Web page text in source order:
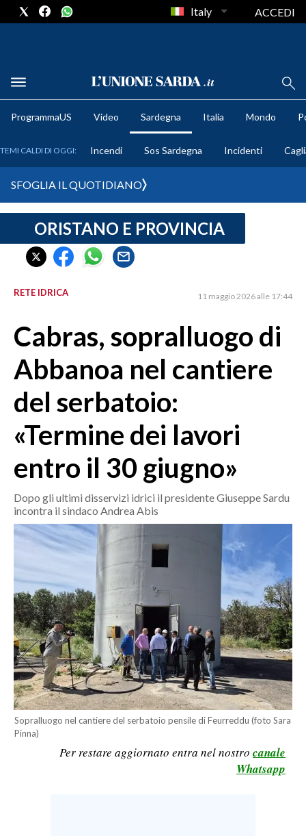
METEO
CRONACA SARDEGNA
CAGLIARI
SULCIS IGLESIENTE
ORISTANO E PROVINCIA
SASSARI E PROVINCIA
GALLURA
NUORO E PROVINCIA
OGLIASTRA
AGENDA
CRONACA
MONDO
POLITICA
ECONOMIA
SERVIZI ALLE IMPRESE
LAVORO
BANDI
SPORT IN SARDEGNA
SPORT
RISULTATI E CLASSIFICHE
Italy ACCEDI
ProgrammaUS Video Sardegna Italia Mondo
TEMI CALDI DI OGGI: Incendi Sos Sardegna Incidenti
SFOGLIA IL QUOTIDIANO
ORISTANO E PROVINCIA
RETE IDRICA 11 maggio 2026 alle 17:44
Cabras, sopralluogo di
Abbanoa nel cantiere
del serbatoio:
«Termine dei lavori
entro il 30 giugno»
Dopo gli ultimi disservizi idrici il presidente Giuseppe Sardu
incontra il sindaco Andrea Abis
Sopralluogo nel cantiere del serbatoio pensile di Feurreddu (foto Sara
Pinna)
Per restare aggiornato entra nel nostro canale
Whatsapp